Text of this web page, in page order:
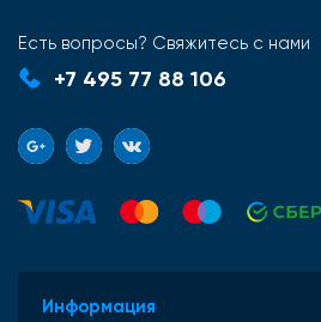
Есть вопросы? Свяжитесь с нами
+7 495 77 88 106
Информация